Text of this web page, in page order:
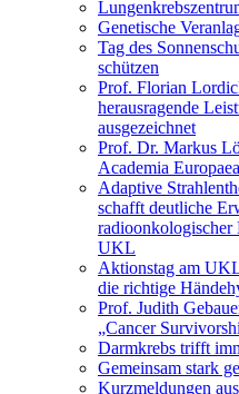
Genetische
Tag des
schützen
Prof. Florian
herausragende
ausgezeichnet
Prof. Dr. Markus
Academia
Adaptive
schafft deutliche
radioonkologischer
UKL
Aktionstag am
die richtige
Prof. Judith
„Cancer
Darmkrebs trifft
Gemeinsam stark
Kurzmeldungen